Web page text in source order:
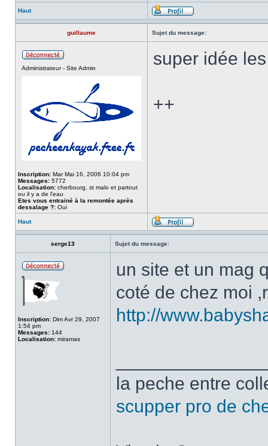
Haut
guillaume Sujet du message:
Administrateur - Site Admin
Inscription: Mar Mai 16, 2006 10:04 pm
Messages: 5772
Localisation: cherbourg, st malo et partout
ou il y a de l'eau
Etes vous entrainé à la remontée après
dessalage ?: Oui
super idée
++
Haut
serge13 Sujet du message:
Inscription: Dim Avr 29, 2007
1:54 pm
Messages: 144
Localisation: miramas
un site et un mag
coté de chez moi
http://
la peche entre
scupper pro de